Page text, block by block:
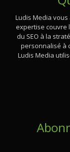
Ludis Media
expertise couvre
du SEO à la
personnalisé à
Ludis Media